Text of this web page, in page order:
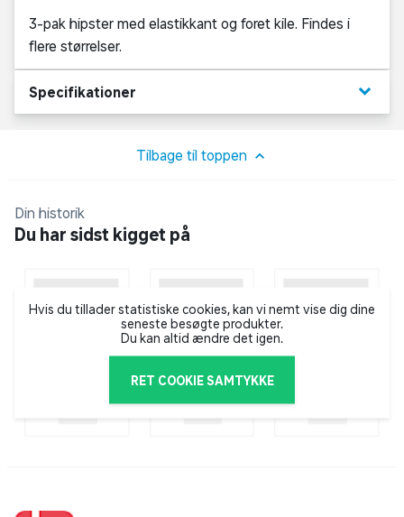
3-pak hipster med elastikkant og foret kile. Findes i
flere størrelser.
Specifikationer keyboard_arrow_down
Tilbage til toppen
Din historik
Du har sidst kigget på
Hvis du tillader statistiske cookies, kan vi nemt vise dig dine
seneste besøgte produkter.
Du kan altid ændre det igen.
RET COOKIE SAMTYKKE